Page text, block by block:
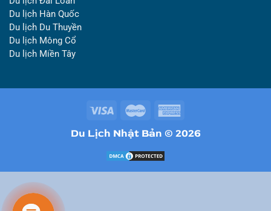
Du lịch Hàn Quốc
Du lịch Du Thuyền
Du lịch Mông Cổ
Du lịch Miền Tây
Du Lịch Nhật Bản © 2026